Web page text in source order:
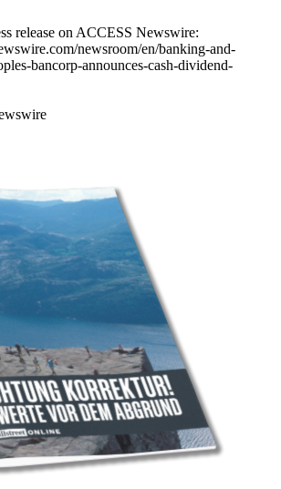
release on ACCESS Newswire:
newsroom/en/banking-and-
bancorp-announces-cash-dividend-